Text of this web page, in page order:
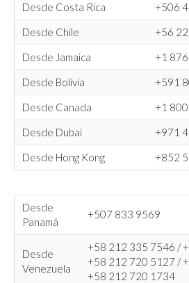
Desde Costa Rica
+506
Desde Chile
+56
Desde Jamaica
+1
Desde Bolivia
+591
Desde Canada
+1
Desde Dubai
+971
Desde Hong Kong
+852
Desde
Panamá
+507 833 9569
Desde
Venezuela
+58 212 335 7546 /
+58 212 720 5127 /
+58 212 720 1734